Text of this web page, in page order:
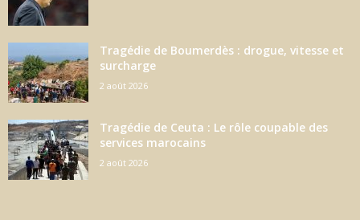
Tragédie de Boumerdès : drogue, vitesse et
surcharge
2 août 2026
Tragédie de Ceuta : Le rôle coupable des
services marocains
2 août 2026